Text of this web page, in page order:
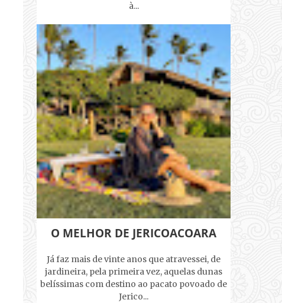
à...
O MELHOR DE JERICOACOARA
Já faz mais de vinte anos que atravessei, de
jardineira, pela primeira vez, aquelas dunas
belíssimas com destino ao pacato povoado de
Jerico...